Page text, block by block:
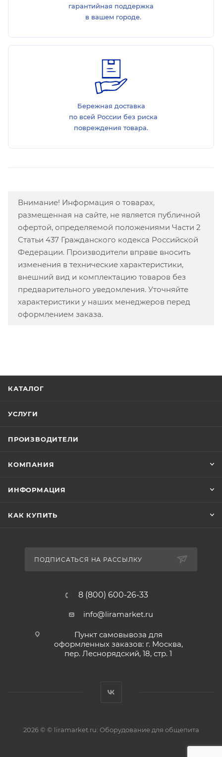
гарантийная поддержка
в вашем городе.
Бережная доставка
по всей России без риска
повреждения товара.
Внимание! Информация о товарах,
размещенная на сайте, не является публичной
офертой, определяемой положениями Части 2
Статьи 437 Гражданского кодекса Российской
Федерации. Производители вправе вносить
изменения в технические характеристики,
внешний вид и комплектацию товаров без
предварительного уведомления. Уточняйте
характеристики у наших менеджеров перед
оформлением заказа.
КАТАЛОГ
УСЛУГИ
ПРОИЗВОДИТЕЛИ
КОМПАНИЯ
ИНФОРМАЦИЯ
КАК КУПИТЬ
ПОДПИСАТЬСЯ НА РАССЫЛКУ
8 (800) 600-26-33
info@liramarket.ru
Пункт самовывоза для
оформленных заказов: г. Москва,
пер. Леснорядский, 18, стр. 1
2026 © © liramarket.ru: Оборудование для общепита